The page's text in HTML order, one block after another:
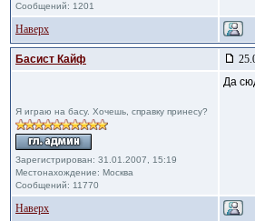
Сообщений: 1201
Наверх
Басист Кайф
Я играю на басу. Хочешь, справку принесу?
Зарегистрирован: 31.01.2007, 15:19
Местонахождение: Москва
Сообщений: 11770
Да
Наверх